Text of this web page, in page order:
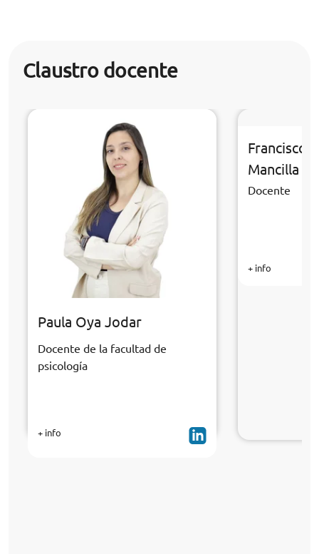
Claustro docente
Paula Oya Jodar
Docente de la facultad de
psicología
+ info
Francisco
Mancilla
Docente
+ info